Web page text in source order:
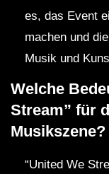
es, das Event
machen und
Musik und
Welche
Stream” für
Musikszene?
“United We